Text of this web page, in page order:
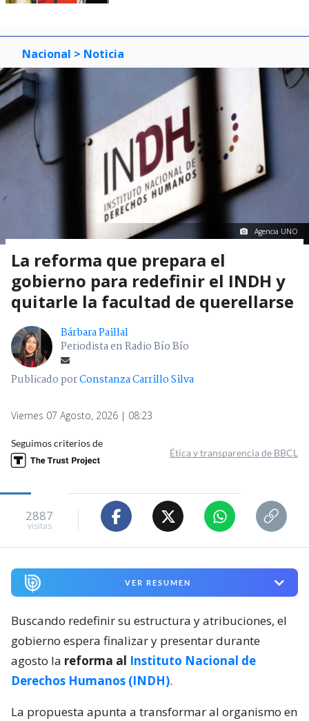
Nacional > Noticia
Agencia UNO
La reforma que prepara el
gobierno para redefinir el INDH y
quitarle la facultad de querellarse
Bárbara Paillal
Periodista en Radio Bío Bío
Publicado porConstanza Carrillo Silva
Viernes 07 Agosto, 2026 | 08:23
Seguimos criterios de
Ética y transparencia de BBCL
2887
visitas
VER RESUMEN
Buscando redefinir su estructura y atribuciones, el
gobierno espera finalizar y presentar durante
agosto la reforma al Instituto Nacional de
Derechos Humanos (INDH).
La propuesta apunta a transformar al organismo en